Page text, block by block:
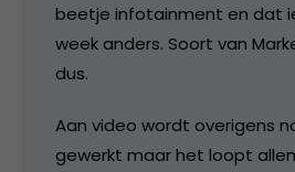
beetje infotainment en dat
week anders. Soort van
dus.
Aan video wordt overigens
gewerkt maar het loopt